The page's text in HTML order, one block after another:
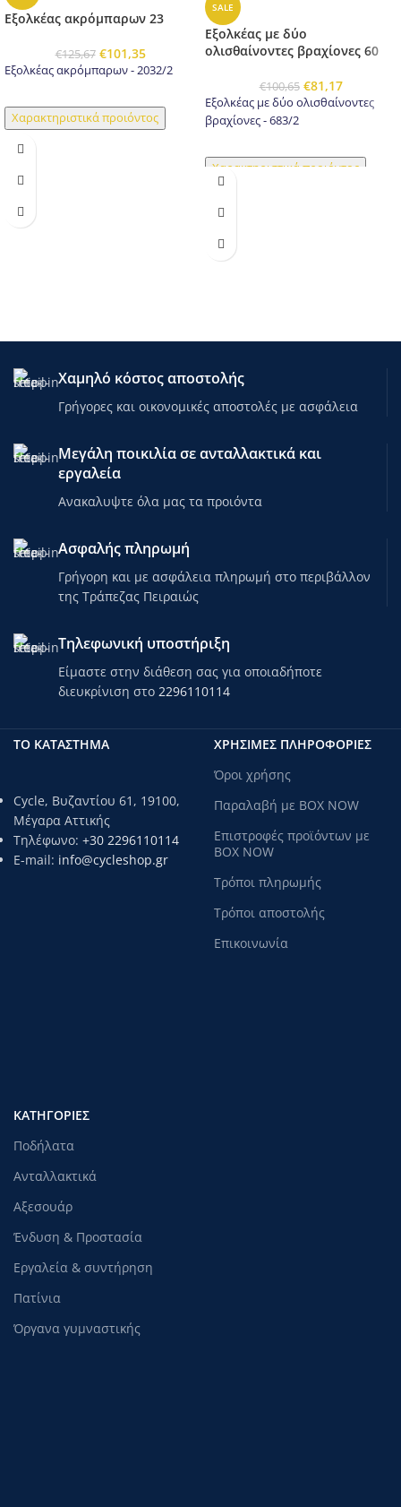
Εξολκέας ακρόμπαρων 23
€125,67 €101,35
Εξολκέας ακρόμπαρων - 2032/2
Χαρακτηριστικά προιόντος
SALE
Εξολκέας με δύο
ολισθαίνοντες βραχίονες 60
€100,65 €81,17
Εξολκέας με δύο ολισθαίνοντες
βραχίονες - 683/2
Χαρακτηριστικά προιόντος
Χαμηλό κόστος αποστολής
Γρήγορες και οικονομικές αποστολές με ασφάλεια
Μεγάλη ποικιλία σε ανταλλακτικά και
εργαλεία
Ανακαλυψτε όλα μας τα προιόντα
Ασφαλής πληρωμή
Γρήγορη και με ασφάλεια πληρωμή στο περιβάλλον
της Τράπεζας Πειραιώς
Τηλεφωνική υποστήριξη
Είμαστε στην διάθεση σας για οποιαδήποτε
διευκρίνιση στο 2296110114
ΤΟ ΚΑΤΑΣΤΗΜΑ
Cycle, Βυζαντίου 61, 19100,
Μέγαρα Αττικής
Τηλέφωνο: +30 2296110114
E-mail: info@cycleshop.gr
ΧΡΗΣΙΜΕΣ ΠΛΗΡΟΦΟΡΙΕΣ
Όροι χρήσης
Παραλαβή με BOX NOW
Επιστροφές προϊόντων με
BOX NOW
Τρόποι πληρωμής
Τρόποι αποστολής
Επικοινωνία
ΚΑΤΗΓΟΡΊΕΣ
Ποδήλατα
Ανταλλακτικά
Αξεσουάρ
Ένδυση & Προστασία
Εργαλεία & συντήρηση
Πατίνια
Όργανα γυμναστικής